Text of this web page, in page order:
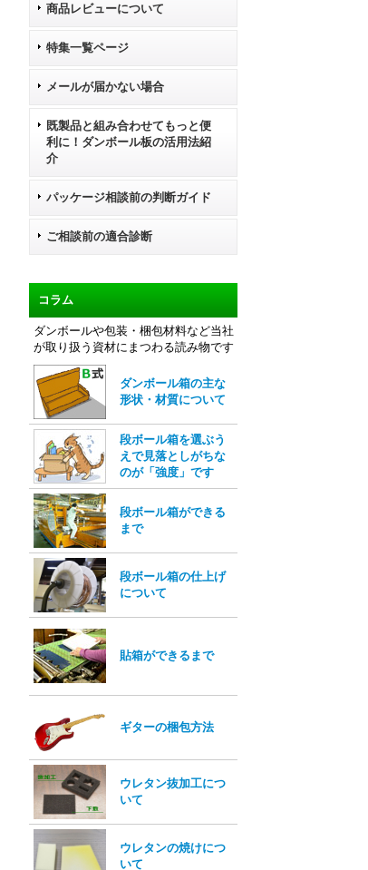
商品レビューについて
特集一覧ページ
メールが届かない場合
既製品と組み合わせてもっと便
利に！ダンボール板の活用法紹
介
パッケージ相談前の判断ガイド
ご相談前の適合診断
コラム
ダンボールや包装・梱包材料など当社
が取り扱う資材にまつわる読み物です
ダンボール箱の主な
形状・材質について
段ボール箱を選ぶう
えで見落としがちな
のが「強度」です
段ボール箱ができる
まで
段ボール箱の仕上げ
について
貼箱ができるまで
ギターの梱包方法
ウレタン抜加工につ
いて
ウレタンの焼けにつ
いて